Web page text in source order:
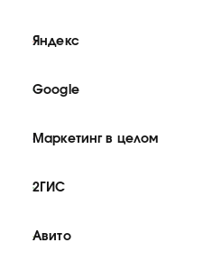
Яндекс
Google
Маркетинг в целом
2ГИС
Авито